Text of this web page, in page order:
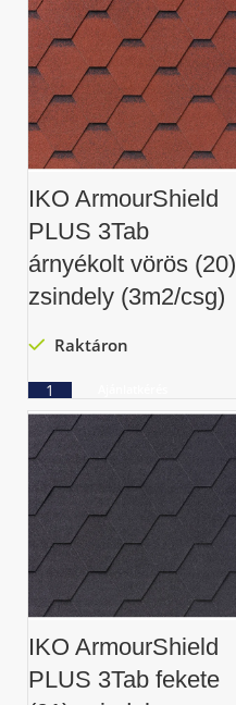
IKO ArmourShield
PLUS 3Tab
árnyékolt vörös (20)
zsindely (3m2/csg)
Raktáron
IKO ArmourShield
PLUS 3Tab fekete